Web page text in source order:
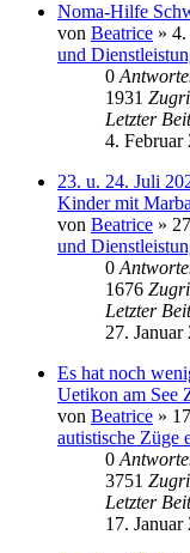
Noma-Hilfe
von Beatrice »
und
0
1931
Letzter
4. Februar
23. u. 24. Juli
Kinder mit
von Beatrice »
und
0
1676
Letzter
27.
Es hat noch
Uetikon am See
von Beatrice »
autistische Züge
0
3751
Letzter
17.